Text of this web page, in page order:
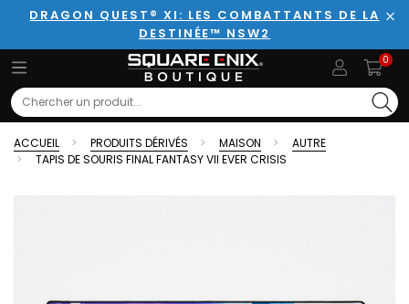
DRAGON QUEST® XI: LES COMBATTANTS DE LA
DESTINÉE™ NSW2
0
Search
ACCUEIL PRODUITS DÉRIVÉS MAISON
AUTRE
TAPIS DE SOURIS FINAL FANTASY VII EVER CRISIS